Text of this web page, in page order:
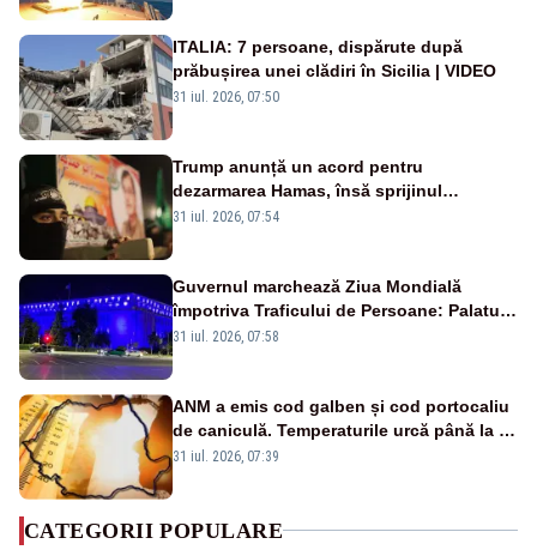
ITALIA: 7 persoane, dispărute după
prăbușirea unei clădiri în Sicilia | VIDEO
31 iul. 2026, 07:50
Trump anunță un acord pentru
dezarmarea Hamas, însă sprijinul
Israelului rămâne incert
31 iul. 2026, 07:54
Guvernul marchează Ziua Mondială
împotriva Traficului de Persoane: Palatul
Victoria, iluminat în albastru
31 iul. 2026, 07:58
ANM a emis cod galben și cod portocaliu
de caniculă. Temperaturile urcă până la 38
de grade, iar nopțile devin tropicale
31 iul. 2026, 07:39
CATEGORII POPULARE